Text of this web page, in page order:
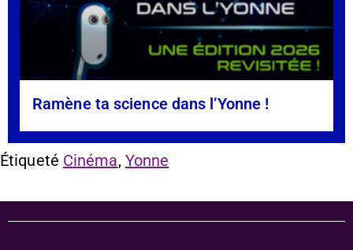
Ramène ta science dans l’Yonne !
Étiqueté Cinéma, Yonne